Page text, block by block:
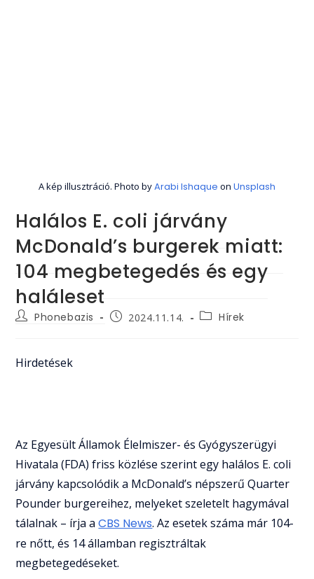
A kép illusztráció. Photo byArabi Ishaque on Unsplash
Halálos E. coli járvány
McDonald’s burgerek miatt:
104 megbetegedés és egy
haláleset
PostPhonebazis
Post2024.11.14.
PostHírek
Hirdetések
Az Egyesült Államok Élelmiszer- és Gyógyszerügyi
Hivatala (FDA) friss közlése szerint egy halálos E. coli
járvány kapcsolódik a McDonald’s népszerű Quarter
Pounder burgereihez, melyeket szeletelt hagymával
tálalnak – írja aCBS News. Az esetek száma már 104-
re nőtt, és 14 államban regisztráltak
megbetegedéseket.